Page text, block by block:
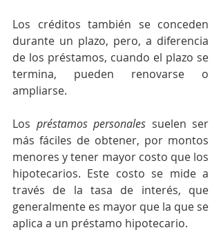
Los créditos también se conceden
durante un plazo, pero, a diferencia
de los préstamos, cuando el plazo se
termina, pueden renovarse o
ampliarse.
Los préstamos personales suelen ser
más fáciles de obtener, por montos
menores y tener mayor costo que los
hipotecarios. Este costo se mide a
través de la tasa de interés, que
generalmente es mayor que la que se
aplica a un préstamo hipotecario.